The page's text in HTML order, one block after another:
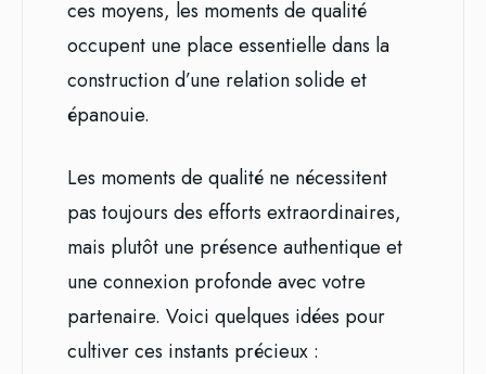
ces moyens, les moments de qualité
occupent une place essentielle dans la
construction d’une relation solide et
épanouie.
Les moments de qualité ne nécessitent
pas toujours des efforts extraordinaires,
mais plutôt une présence authentique et
une connexion profonde avec votre
partenaire. Voici quelques idées pour
cultiver ces instants précieux :